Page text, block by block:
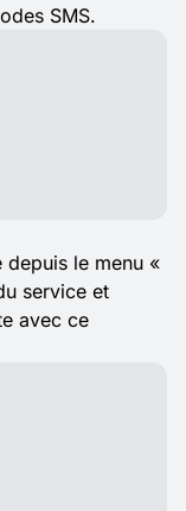
SMS.
le menu «
service et
avec ce